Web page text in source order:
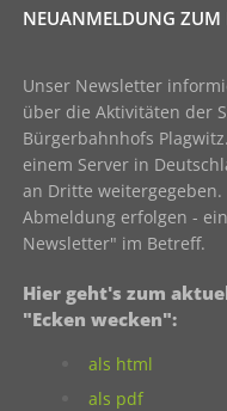
NEUANMELDUNG ZUM
Unser Newsletter
über die Aktivitäten der
Bürgerbahnhofs
einem Server in
an Dritte
Abmeldung erfolgen -
Newsletter" im Betreff.
Hier geht's zum
"Ecken wecken":
als html
als pdf